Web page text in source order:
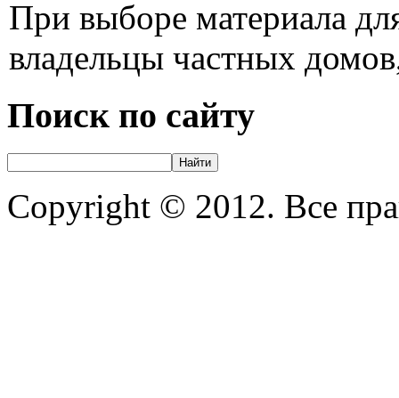
При выборе материала
владельцы частных
Поиск по сайту
Copyright © 2012. Все